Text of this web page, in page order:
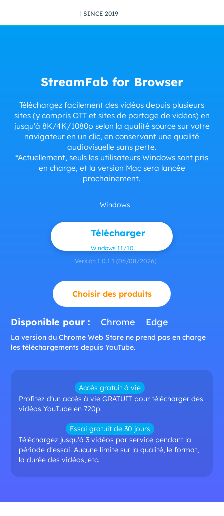
丨SINCE 2019
StreamFab for Browser
Téléchargez facilement des vidéos depuis plusieurs
sites (y compris OTT et sites de partage de vidéos) en
jusqu'à 8K/4K/1080p selon la qualité source sur votre
navigateur en un clic, en conservant une qualité
audiovisuelle sans perte.
*Actuellement, seuls les utilisateurs Windows sont pris
en charge, et la version Mac sera lancée
prochainement.
Windows
Télécharger
Windows 11/10
Version 1.0.1.1 (06/08/2026)
Choisir des produits
Disponible pour : Chrome Edge
La version du Chrome Web Store ne prend pas en charge
les téléchargements depuis YouTube.
Accès gratuit à vie
Profitez d'un accès à vie GRATUIT pour télécharger des
vidéos YouTube en 720p.
Essai gratuit de 30 jours
Téléchargez jusqu'à 3 vidéos par service pendant la
période d'essai. Aucune limite sur la qualité, le format,
la durée des vidéos, etc.